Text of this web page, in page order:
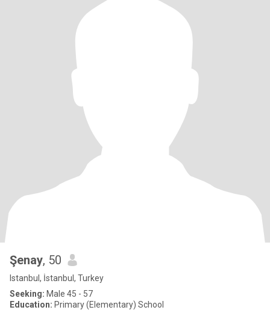
Şenay, 50
Istanbul, İstanbul, Turkey
Seeking: Male 45 - 57
Education: Primary (Elementary) School